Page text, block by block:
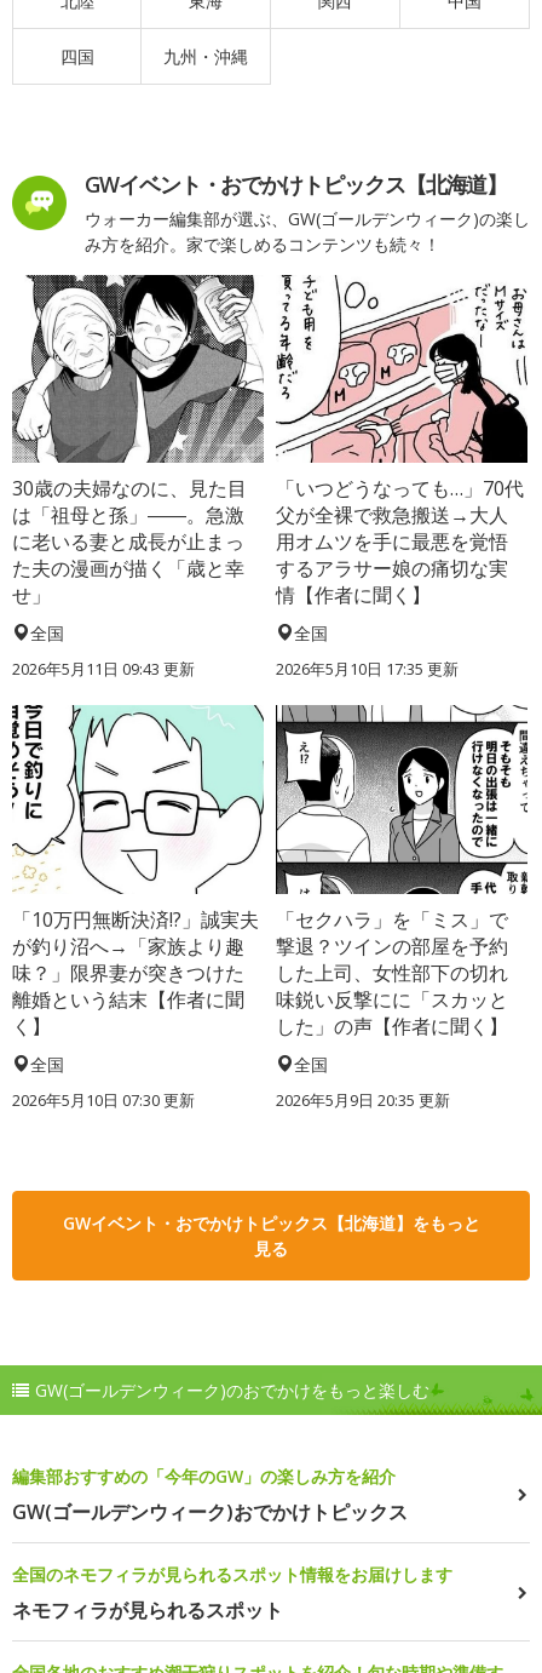
四国 九州・沖縄
GWイベント・おでかけトピックス【北海道】
ウォーカー編集部が選ぶ、GW(ゴールデンウィーク)の楽し
み方を紹介。家で楽しめるコンテンツも続々！
30歳の夫婦なのに、見た目
は「祖母と孫」――。急激
に老いる妻と成長が止まっ
た夫の漫画が描く「歳と幸
せ」
全国
2026年5月11日 09:43 更新
「いつどうなっても…」70代
父が全裸で救急搬送→大人
用オムツを手に最悪を覚悟
するアラサー娘の痛切な実
情【作者に聞く】
全国
2026年5月10日 17:35 更新
「10万円無断決済!?」誠実夫
が釣り沼へ→「家族より趣
味？」限界妻が突きつけた
離婚という結末【作者に聞
く】
全国
2026年5月10日 07:30 更新
「セクハラ」を「ミス」で
撃退？ツインの部屋を予約
した上司、女性部下の切れ
味鋭い反撃にに「スカッと
した」の声【作者に聞く】
全国
2026年5月9日 20:35 更新
GWイベント・おでかけトピックス【北海道】をもっと
見る
GW(ゴールデンウィーク)のおでかけをもっと楽しむ
編集部おすすめの「今年のGW」の楽しみ方を紹介
GW(ゴールデンウィーク)おでかけトピックス
全国のネモフィラが見られるスポット情報をお届けします
ネモフィラが見られるスポット